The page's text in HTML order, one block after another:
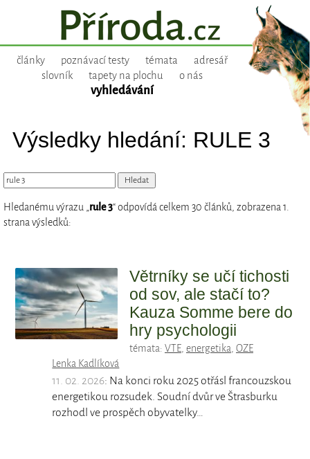
články poznávací testy témata
adresář
slovník
tapety na plochu o nás
vyhledávání
Výsledky hledání: RULE 3
Hledanému výrazu „rule 3“ odpovídá celkem 30 článků, zobrazena 1.
strana výsledků:
Větrníky se učí tichosti
od sov, ale stačí to?
Kauza Somme bere do
hry psychologii
témata: VTE, energetika, OZE
Lenka Kadlíková
11. 02. 2026: Na konci roku 2025 otřásl francouzskou
energetikou rozsudek. Soudní dvůr ve Štrasburku
rozhodl ve prospěch obyvatelky…